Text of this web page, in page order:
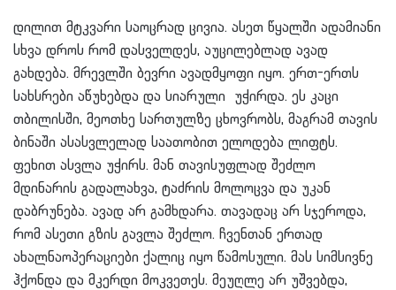
დილით მტკვარი საოცრად ცივია. ასეთ წყალში ადამიანი
სხვა დროს რომ დასველდეს, აუცილებლად ავად
გახდება. მრევლში ბევრი ავადმყოფი იყო. ერთ-ერთს
სახსრები აწუხებდა და სიარული უჭირდა. ეს კაცი
თბილისში, მეოთხე სართულზე ცხოვრობს, მაგრამ თავის
ბინაში ასასვლელად საათობით ელოდება ლიფტს.
ფეხით ასვლა უჭირს. მან თავისუფლად შეძლო
მდინარის გადალახვა, ტაძრის მოლოცვა და უკან
დაბრუნება. ავად არ გამხდარა. თავადაც არ სჯეროდა,
რომ ასეთი გზის გავლა შეძლო. ჩვენთან ერთად
ახალნაოპერაციები ქალიც იყო წამოსული. მას სიმსივნე
ჰქონდა და მკერდი მოკვეთეს. მეუღლე არ უშვებდა,